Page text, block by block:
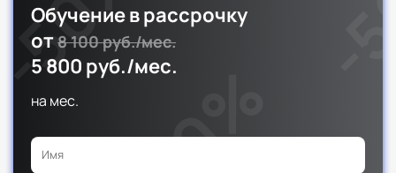
Обучение в рассрочку
от8 100 руб./мес.
5 800 руб./мес.
на мес.